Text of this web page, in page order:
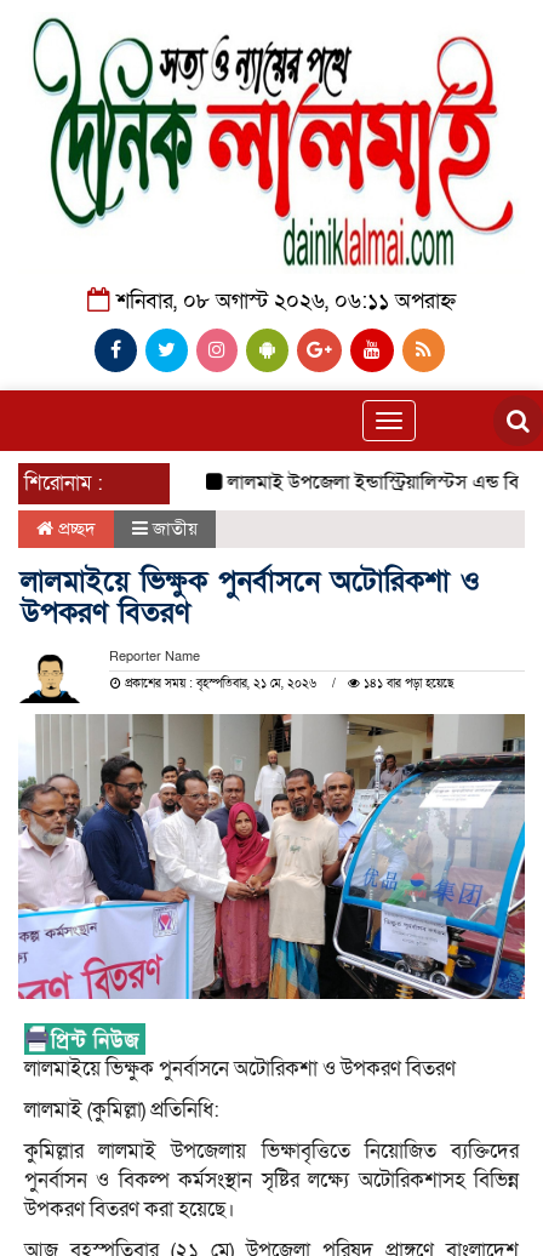
শনিবার, ০৮ অগাস্ট ২০২৬, ০৬:১১ অপরাহ্ন
Toggle
navigation
শিরোনাম : লালমাই উপজেলা ইন্ডাস্ট্রিয়ালিস্টস এন্ড বিজনেস
প্রচ্ছদ জাতীয়
লালমাইয়ে ভিক্ষুক পুনর্বাসনে অটোরিকশা ও
উপকরণ বিতরণ
Reporter Name
প্রকাশের সময় : বৃহস্পতিবার, ২১ মে, ২০২৬ ১৪১ বার পড়া হয়েছে
লালমাইয়ে ভিক্ষুক পুনর্বাসনে অটোরিকশা ও উপকরণ বিতরণ
লালমাই (কুমিল্লা) প্রতিনিধি:
কুমিল্লার লালমাই উপজেলায় ভিক্ষাবৃত্তিতে নিয়োজিত ব্যক্তিদের
পুনর্বাসন ও বিকল্প কর্মসংস্থান সৃষ্টির লক্ষ্যে অটোরিকশাসহ বিভিন্ন
উপকরণ বিতরণ করা হয়েছে।